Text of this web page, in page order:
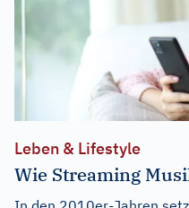
Leben & Lifestyle
Wie Streaming